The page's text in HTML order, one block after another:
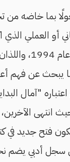
مشغولًا بما
أو العملي
داخل أروقة
عن فهم
"آمال
حيث انتهى
فتح جديد في